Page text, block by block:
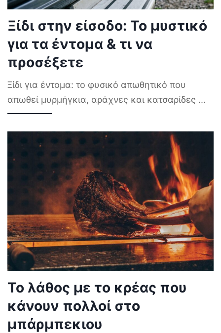
Ξίδι στην είσοδο: Το μυστικό
για τα έντομα & τι να
προσέξετε
Ξίδι για έντομα: το φυσικό απωθητικό που
απωθεί μυρμήγκια, αράχνες και κατσαρίδες ...
Το λάθος με το κρέας που
κάνουν πολλοί στο
μπάρμπεκιου